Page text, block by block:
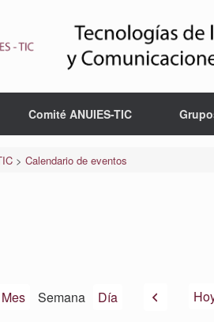
Comité ANUIES-TIC
> Calendario de eventos
Mes Semana Día Anterior